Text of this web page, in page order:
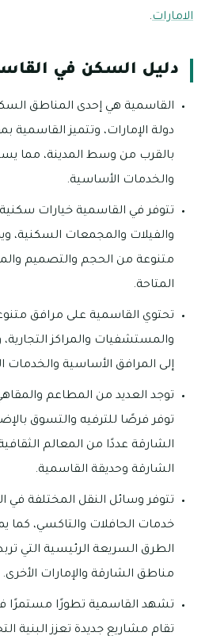
الامارات.
دليل السكن في
القاسمية هي إحدى المناطق
دولة الإمارات، وتتميز
بالقرب من وسط المدينة، مما
والخدمات الأساسية.
تتوفر في القاسمية خيارات
والفيلات والمجمعات السكنية،
متنوعة من الحجم والتصميم
المتاحة.
تحتوي القاسمية على مرافق
والمستشفيات والمراكز
إلى المرافق الأساسية والخدمات
توجد العديد من المطاعم والمقاهي
توفر فرصًا للترفيه والتسوق
الشارقة عددًا من المعالم
الشارقة وحديقة القاسمية.
تتوفر وسائل النقل المختلفة في
خدمات الحافلات والتاكسي، كما
الطرق السريعة الرئيسية التي
مناطق الشارقة والإمارات الأخرى.
تشهد القاسمية تطورًا مستمرًا
تقام مشاريع جديدة تعزز البنية